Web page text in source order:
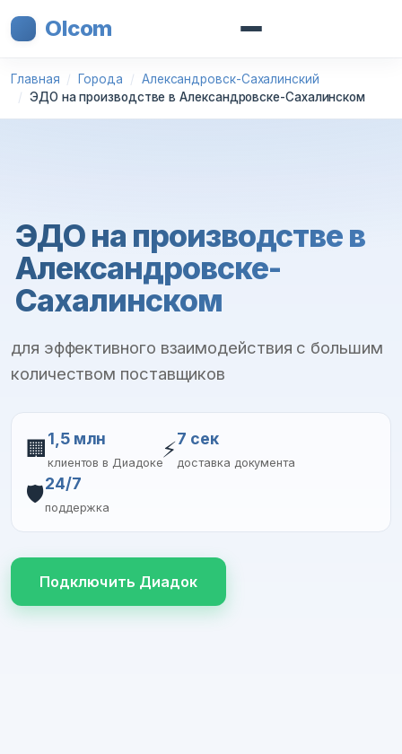
Olcom
Главная Города
Александровск-Сахалинский
ЭДО на производстве в Александровске-Сахалинском
ЭДО на производстве в
Александровске-
Сахалинском
для эффективного взаимодействия с большим
количеством поставщиков
🏢 1,5 млн
клиентов в Диадоке
⚡7 сек
доставка документа
🛡️24/7
поддержка
Подключить Диадок